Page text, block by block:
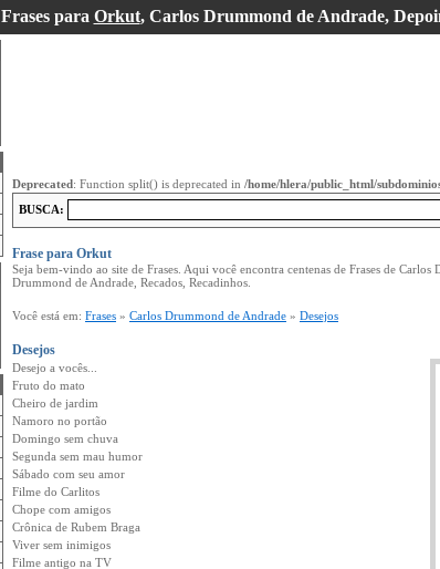
Frases para Orkut, Carlos Drummond de Andrade,
Deprecated: Function split() is deprecated in /home/hlera/public_html/
BUSCA:
Frase para Orkut
Seja bem-vindo ao site de Frases. Aqui você encontra centenas de Frases de
Drummond de Andrade, Recados, Recadinhos.
Você está em: Frases » Carlos Drummond de Andrade » Desejos
Desejos
Desejo a vocês...
Fruto do mato
Cheiro de jardim
Namoro no portão
Domingo sem chuva
Segunda sem mau humor
Sábado com seu amor
Filme do Carlitos
Chope com amigos
Crônica de Rubem Braga
Viver sem inimigos
Filme antigo na TV